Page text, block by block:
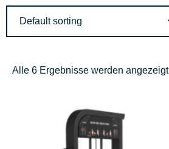
Alle 6 Ergebnisse werden angezeigt